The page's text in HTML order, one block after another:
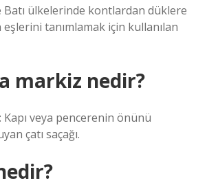
ülkelerinde kontlardan düklere
tanımlamak için kullanılan
markiz nedir?
veya pencerenin önünü
çatı saçağı.